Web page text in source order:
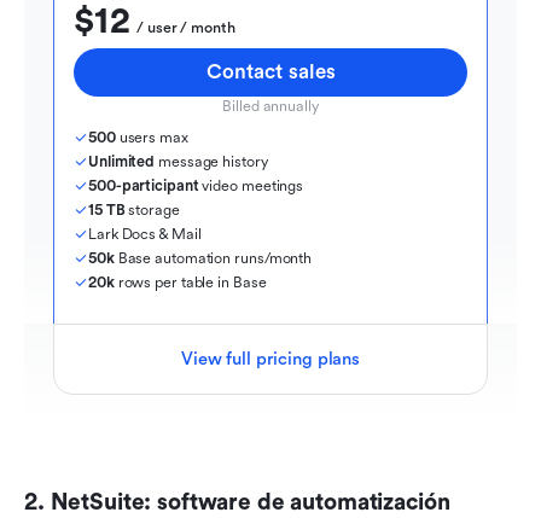
$12
  / user / month
Contact sales
Billed annually
500 users max
Unlimited message history
500-participant video meetings
15 TB storage
Lark Docs & Mail
50k Base automation runs/month
20k rows per table in Base
View full pricing plans
2. NetSuite: software de automatización